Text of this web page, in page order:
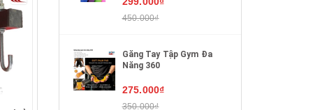
450.000₫
Găng Tay Tập Gym Đa
Năng 360
275.000₫
350.000₫